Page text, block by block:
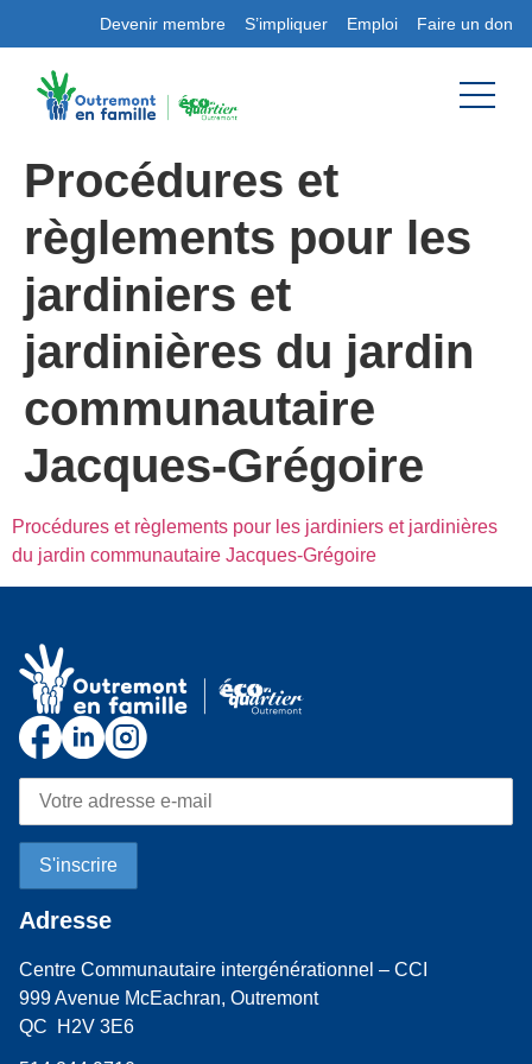
Devenir membre S’impliquer Emploi Faire un don
Procédures et
règlements pour les
jardiniers et
jardinières du jardin
communautaire
Jacques-Grégoire
Procédures et règlements pour les jardiniers et jardinières
du jardin communautaire Jacques-Grégoire
Adresse
Centre Communautaire intergénérationnel – CCI
999 Avenue McEachran, Outremont
QC H2V 3E6